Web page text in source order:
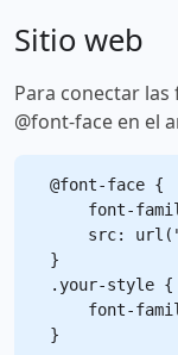
Sitio web
Para conectar
@font-face en el
@font-face {
font-
src:
}
.your-style {
font-